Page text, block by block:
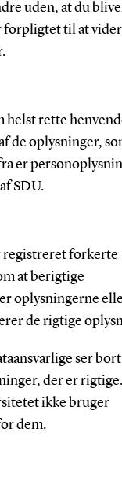
uden, at du
til at
helst rette
de oplysninger,
er
SDU.
registreret forkerte
at berigtige
oplysningerne
de rigtige
ser
der er
ikke bruger
dem.